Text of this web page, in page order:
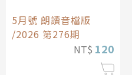
5月號 朗讀音檔版
/2026 第276期
NT$ 120